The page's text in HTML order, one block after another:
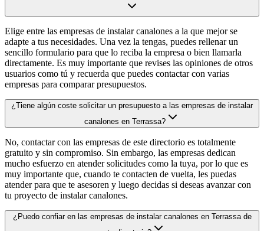
Elige entre las empresas de instalar canalones a la que mejor se
adapte a tus necesidades. Una vez la tengas, puedes rellenar un
sencillo formulario para que lo reciba la empresa o bien llamarla
directamente. Es muy importante que revises las opiniones de otros
usuarios como tú y recuerda que puedes contactar con varias
empresas para comparar presupuestos.
¿Tiene algún coste solicitar un presupuesto a las empresas de instalar
canalones en Terrassa?
No, contactar con las empresas de este directorio es totalmente
gratuito y sin compromiso. Sin embargo, las empresas dedican
mucho esfuerzo en atender solicitudes como la tuya, por lo que es
muy importante que, cuando te contacten de vuelta, les puedas
atender para que te asesoren y luego decidas si deseas avanzar con
tu proyecto de instalar canalones.
¿Puedo confiar en las empresas de instalar canalones en Terrassa de